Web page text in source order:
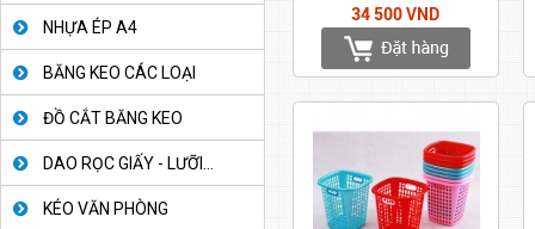
NHỰA ÉP A4
BĂNG KEO CÁC LOẠI
ĐỒ CẮT BĂNG KEO
DAO RỌC GIẤY - LƯỠI...
KÉO VĂN PHÒNG
34 500 VND